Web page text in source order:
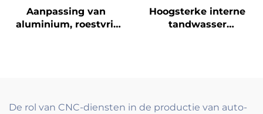
Aanpassing van
aluminium, roestvrij
Hoogsterke interne
tandwasser
De rol van CNC-diensten in de productie van auto-